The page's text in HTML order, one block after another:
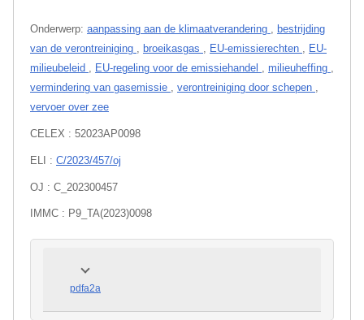
Onderwerp: aanpassing aan de klimaatverandering
bestrijding
van de verontreiniging
broeikasgas EU-emissierechten
EU-
milieubeleid
EU-regeling voor de emissiehandel milieuheffing
vermindering van gasemissie
verontreiniging door schepen
vervoer over zee
CELEX : 52023AP0098
ELI : C/2023/457/oj
OJ : C_202300457
IMMC : P9_TA(2023)0098
pdfa2a